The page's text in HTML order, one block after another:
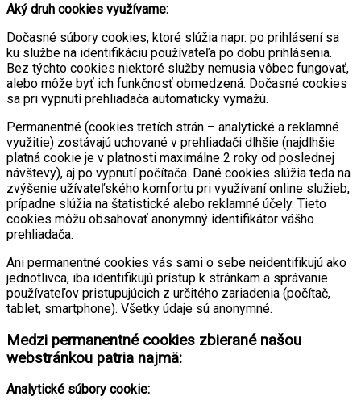
Aký druh cookies využívame:
Dočasné súbory cookies, ktoré slúžia napr. po prihlásení sa
ku službe na identifikáciu používateľa po dobu prihlásenia.
Bez týchto cookies niektoré služby nemusia vôbec fungovať,
alebo môže byť ich funkčnosť obmedzená. Dočasné cookies
sa pri vypnutí prehliadača automaticky vymažú.
Permanentné (cookies tretích strán – analytické a reklamné
využitie) zostávajú uchované v prehliadači dlhšie (najdlhšie
platná cookie je v platnosti maximálne 2 roky od poslednej
návštevy), aj po vypnutí počítača. Dané cookies slúžia teda na
zvýšenie užívateľského komfortu pri využívaní online služieb,
prípadne slúžia na štatistické alebo reklamné účely. Tieto
cookies môžu obsahovať anonymný identifikátor vášho
prehliadača.
Ani permanentné cookies vás sami o sebe neidentifikujú ako
jednotlivca, iba identifikujú prístup k stránkam a správanie
používateľov pristupujúcich z určitého zariadenia (počítač,
tablet, smartphone). Všetky údaje sú anonymné.
Medzi permanentné cookies zbierané našou
webstránkou patria najmä:
Analytické súbory cookie: